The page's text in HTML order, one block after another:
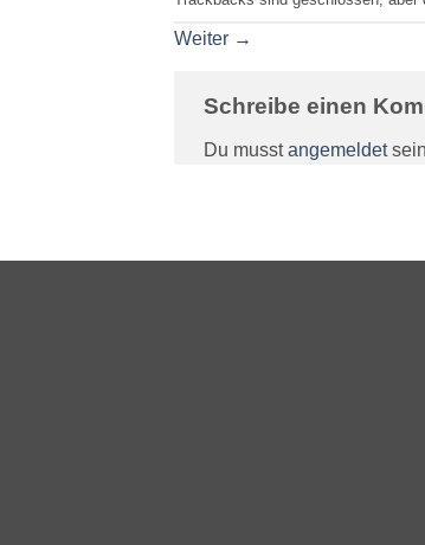
Weiter →
Schreibe einen
Du musstangemeldet